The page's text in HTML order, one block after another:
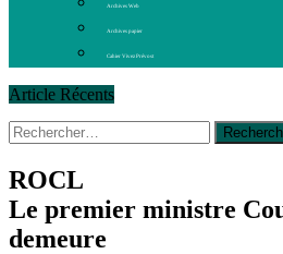
Archives Web
Archives papier
Cahier Vivez Prévost
Article Récents
14 octobre 2015
La course de
Le rendez-vous des bolides
30 juin 2015
16 juillet 2026 | Une Saint-Jean
16 juillet 2026
Rechercher :
ROCL
Le premier ministre
demeure